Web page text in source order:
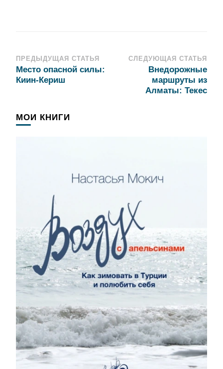
Навигация
по
ПРЕДЫДУЩАЯ СТАТЬЯ
Место опасной силы:
Киин-Кериш
СЛЕДУЮЩАЯ СТАТЬЯ
Внедорожные
маршруты из
Алматы: Текес
МОИ КНИГИ